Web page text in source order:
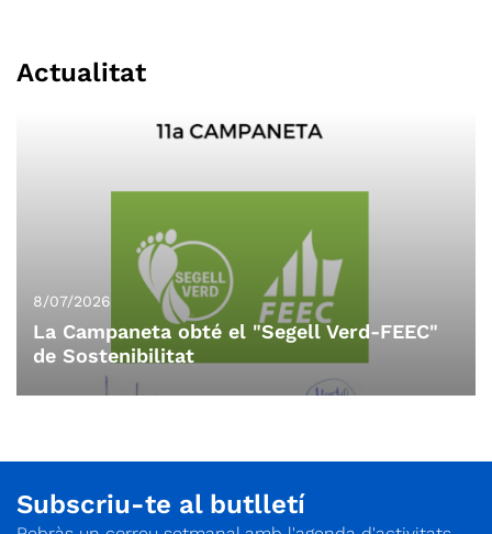
Actualitat
8/07/2026
La Campaneta obté el "Segell Verd-FEEC"
de Sostenibilitat
Subscriu-te al butlletí